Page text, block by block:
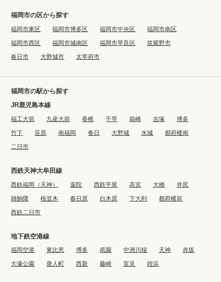
福岡市の区から探す
福岡市東区 福岡市博多区 福岡市中央区
福岡市南区
福岡市西区
福岡市城南区 福岡市早良区
筑紫野市
春日市
大野城市 太宰府市
福岡市の駅から探す
JR鹿児島本線
福工大前 九産大前 香椎 千早 箱崎 吉塚
博多
竹下
笹原 南福岡 春日 大野城 水城
都府楼南
二日市
西鉄天神大牟田線
西鉄福岡（天神） 薬院 西鉄平尾 高宮 大橋
井尻
雑餉隈
桜並木 春日原 白木原 下大利
都府楼前
西鉄二日市
地下鉄空港線
福岡空港 東比恵 博多 祇園 中洲川端 天神
赤坂
大濠公園
唐人町 西新 藤崎 室見 姪浜